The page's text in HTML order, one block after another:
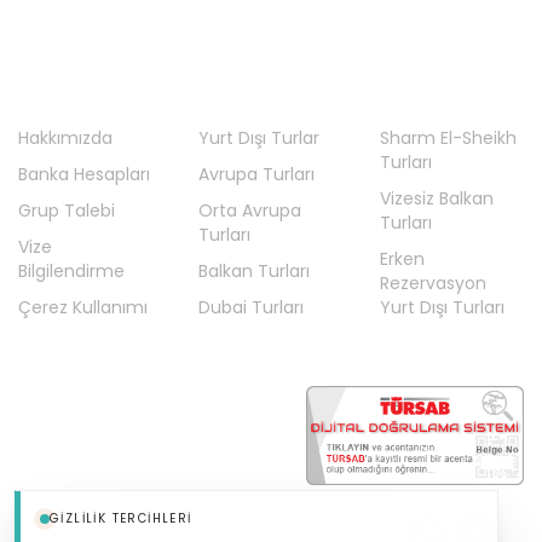
GIZLILIK TERCIHLERI
Gaziantep Hareketli Turlar
Hollanda Turları
İskandinavya Turları
İstanbul Hareketli Balkan Turları
İstanbul Hareketli Fransa Turları
İstanbul Hareketli İspanya Turları
Hakkımızda
Banka Hesapları
Grup Talebi
Vize
Bilgilendirme
Çerez Kullanımı
Yurt Dışı Turlar
Avrupa Turları
Orta Avrupa
Turları
Balkan Turları
Dubai Turları
Sharm El-Sheikh
Turları
Vizesiz Balkan
Turları
Erken
Rezervasyon
Yurt Dışı Turları